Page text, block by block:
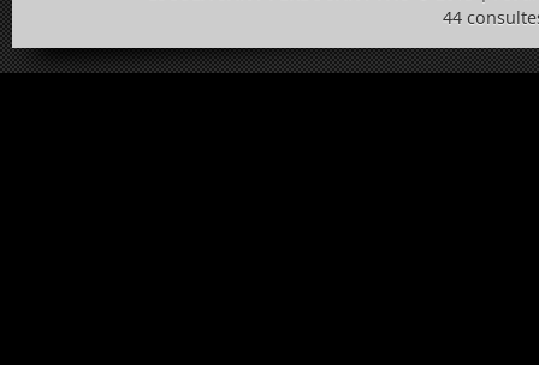
44